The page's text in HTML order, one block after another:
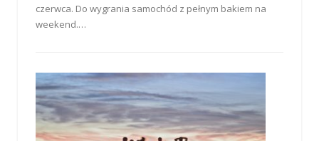
czerwca. Do wygrania samochód z pełnym bakiem na
weekend.…